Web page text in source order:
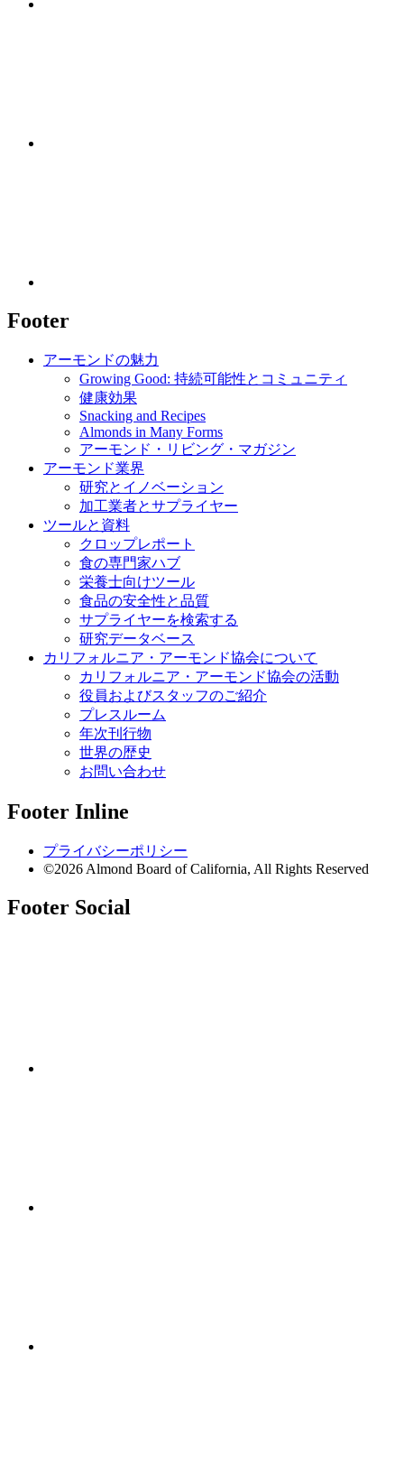
Footer
アーモンドの魅力
Growing Good: 持続可能性とコミュニティ
健康効果
Snacking and Recipes
Almonds in Many Forms
アーモンド・リビング・マガジン
アーモンド業界
研究とイノベーション
加工業者とサプライヤー
ツールと資料
クロップレポート
食の専門家ハブ
栄養士向けツール
食品の安全性と品質
サプライヤーを検索する
研究データベース
カリフォルニア・アーモンド協会について
カリフォルニア・アーモンド協会の活動
役員およびスタッフのご紹介
プレスルーム
年次刊行物
世界の歴史
お問い合わせ
Footer Inline
プライバシーポリシー
©2026 Almond Board of California, All Rights Reserved
Footer Social